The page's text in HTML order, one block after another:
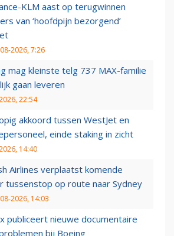
KLM aast op terugwinnen
van ‘hoofdpijn bezorgend’
2026, 7:26
mag kleinste telg 737 MAX-familie
gaan leveren
22:54
akkoord tussen WestJet en
einde staking in zicht
14:40
Airlines verplaatst komende
tussenstop op route naar Sydney
2026, 14:03
publiceert nieuwe documentaire
bij Boeing